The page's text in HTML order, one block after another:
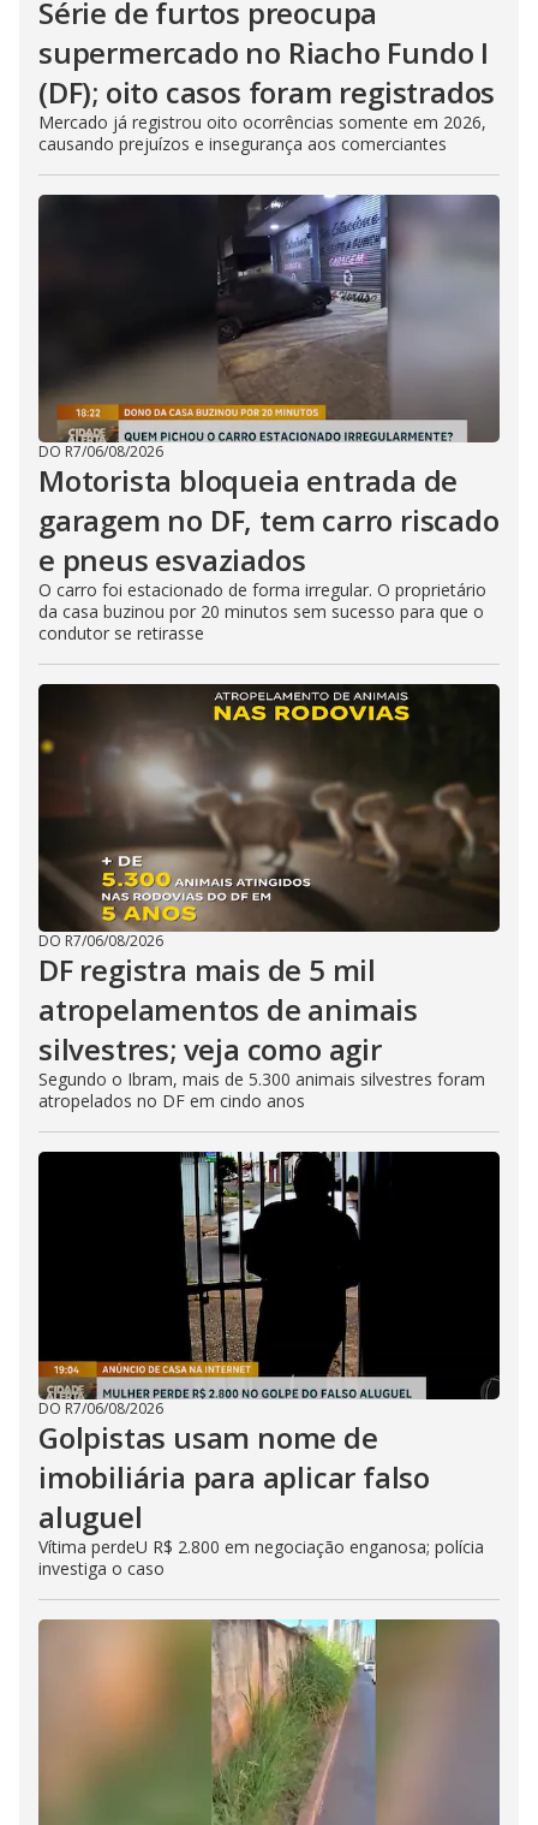
Série de furtos preocupa
supermercado no Riacho Fundo I
(DF); oito casos foram registrados
Mercado já registrou oito ocorrências somente em 2026,
causando prejuízos e insegurança aos comerciantes
DO R7/06/08/2026
Motorista bloqueia entrada de
garagem no DF, tem carro riscado
e pneus esvaziados
O carro foi estacionado de forma irregular. O proprietário
da casa buzinou por 20 minutos sem sucesso para que o
condutor se retirasse
DO R7/06/08/2026
DF registra mais de 5 mil
atropelamentos de animais
silvestres; veja como agir
Segundo o Ibram, mais de 5.300 animais silvestres foram
atropelados no DF em cindo anos
DO R7/06/08/2026
Golpistas usam nome de
imobiliária para aplicar falso
aluguel
Vítima perdeU R$ 2.800 em negociação enganosa; polícia
investiga o caso